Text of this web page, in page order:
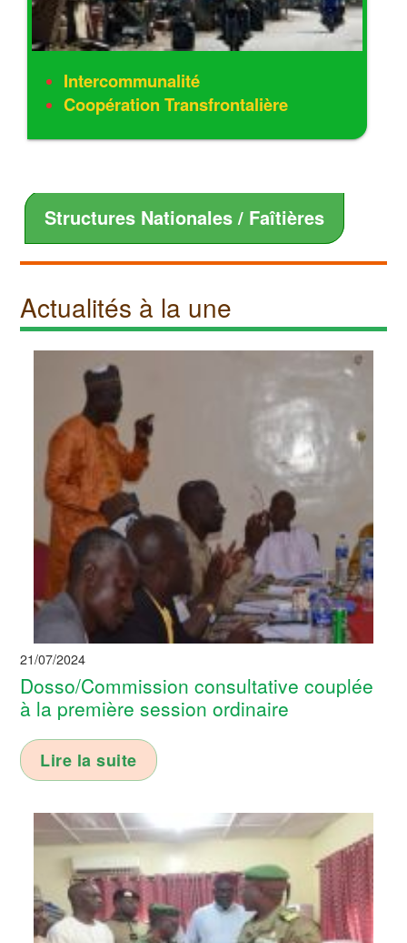
Intercommunalité
Coopération Transfrontalière
Structures Nationales / Faîtières
Actualités à la une
21/07/2024
Dosso/Commission consultative couplée
à la première session ordinaire
Lire la suite